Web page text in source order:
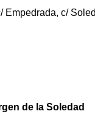
c/
de la Soledad